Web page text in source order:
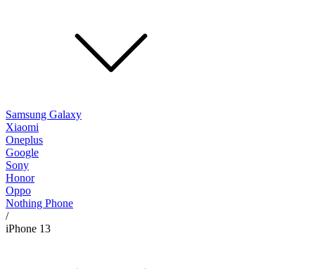
Samsung Galaxy
Xiaomi
Oneplus
Google
Sony
Honor
Oppo
Nothing Phone
/
iPhone 13